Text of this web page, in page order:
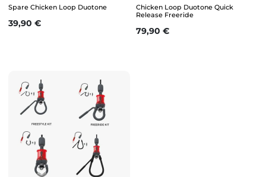
Spare Chicken Loop Duotone
Prix
39,90 €
Chicken Loop Duotone Quick
Release Freeride
Prix
79,90 €